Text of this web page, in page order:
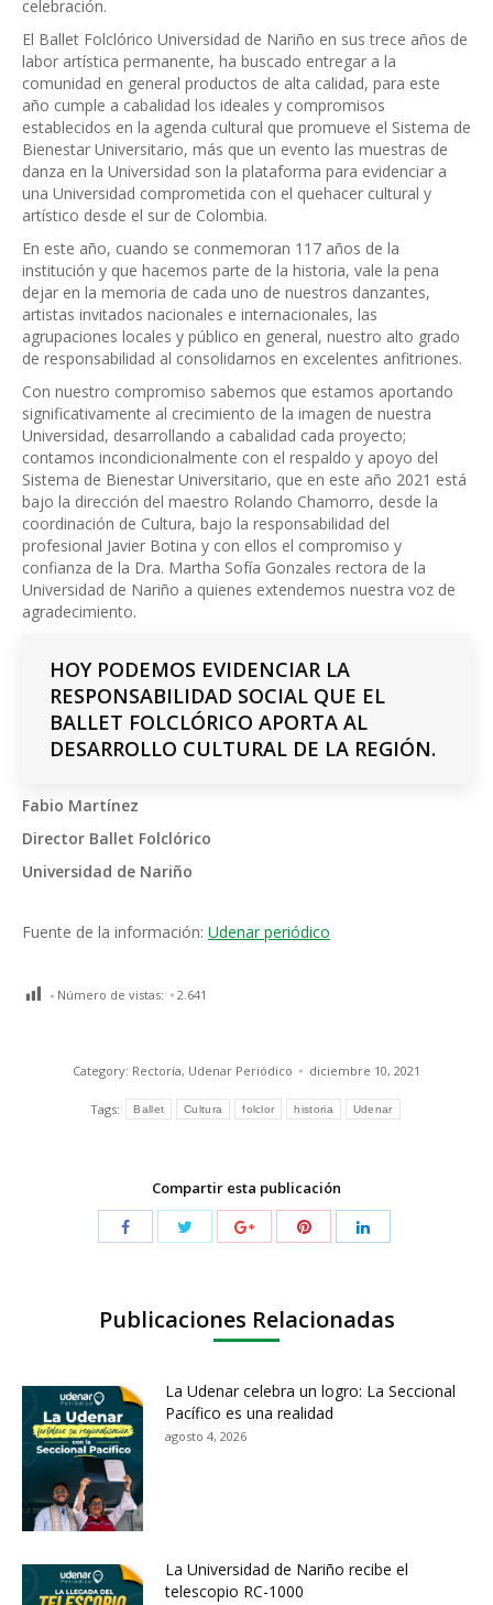
celebración.
El Ballet Folclórico Universidad de Nariño en sus trece años de
labor artística permanente, ha buscado entregar a la
comunidad en general productos de alta calidad, para este
año cumple a cabalidad los ideales y compromisos
establecidos en la agenda cultural que promueve el Sistema de
Bienestar Universitario, más que un evento las muestras de
danza en la Universidad son la plataforma para evidenciar a
una Universidad comprometida con el quehacer cultural y
artístico desde el sur de Colombia.
En este año, cuando se conmemoran 117 años de la
institución y que hacemos parte de la historia, vale la pena
dejar en la memoria de cada uno de nuestros danzantes,
artistas invitados nacionales e internacionales, las
agrupaciones locales y público en general, nuestro alto grado
de responsabilidad al consolidarnos en excelentes anfitriones.
Con nuestro compromiso sabemos que estamos aportando
significativamente al crecimiento de la imagen de nuestra
Universidad, desarrollando a cabalidad cada proyecto;
contamos incondicionalmente con el respaldo y apoyo del
Sistema de Bienestar Universitario, que en este año 2021 está
bajo la dirección del maestro Rolando Chamorro, desde la
coordinación de Cultura, bajo la responsabilidad del
profesional Javier Botina y con ellos el compromiso y
confianza de la Dra. Martha Sofía Gonzales rectora de la
Universidad de Nariño a quienes extendemos nuestra voz de
agradecimiento.
HOY PODEMOS EVIDENCIAR LA
RESPONSABILIDAD SOCIAL QUE EL
BALLET FOLCLÓRICO APORTA AL
DESARROLLO CULTURAL DE LA REGIÓN.
Fabio Martínez
Director Ballet Folclórico
Universidad de Nariño
Fuente de la información: Udenar periódico
Número de vistas: 2.641
Category: Rectoría, Udenar Periódico diciembre 10, 2021
Tags: Ballet Cultura folclor historia Udenar
Compartir esta publicación
Publicaciones Relacionadas
La Udenar celebra un logro: La Seccional
Pacífico es una realidad
agosto 4, 2026
La Universidad de Nariño recibe el
telescopio RC-1000